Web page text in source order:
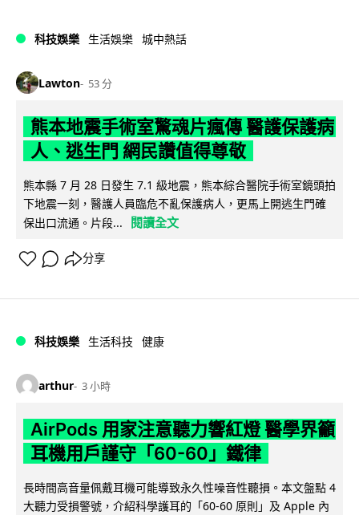
科技娛樂 生活娛樂 城中熱話
Lawton 53 分
熊本地震手術室驚魂片瘋傳 醫護保護病
人、逃生門 網民讚值得尊敬
熊本縣 7 月 28 日發生 7.1 級地震，熊本綜合醫院手術室鏡頭拍
下地震一刻，醫護人員臨危不亂保護病人，更馬上開逃生門確
保出口流通。片段...
閱讀全文
分享
科技娛樂 生活科技 健康
arthur 3 小時
AirPods 用家注意聽力響紅燈 醫學界籲
耳機用戶謹守「60-60」鐵律
長時間高音量佩戴耳機可能導致永久性噪音性聽損。本文盤點 4
大聽力受損警號，介紹科學護耳的「60-60 原則」及 Apple 內